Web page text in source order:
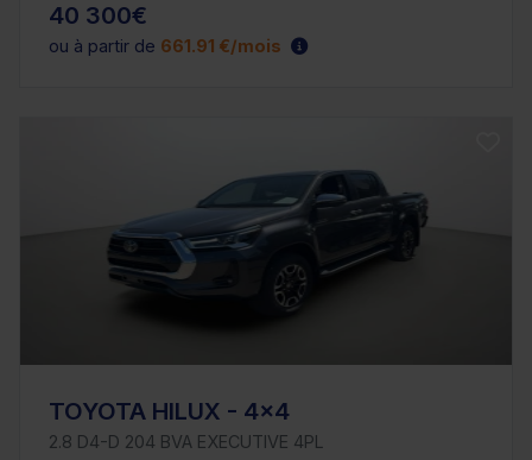
40 300€
ou à partir de 661.91 €/mois
TOYOTA HILUX - 4x4
2.8 D4-D 204 BVA EXECUTIVE 4PL